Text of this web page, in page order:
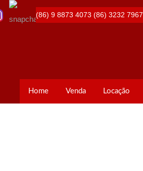
(86) 9 8873 4073 (86) 3232 7967
Home Venda Locação